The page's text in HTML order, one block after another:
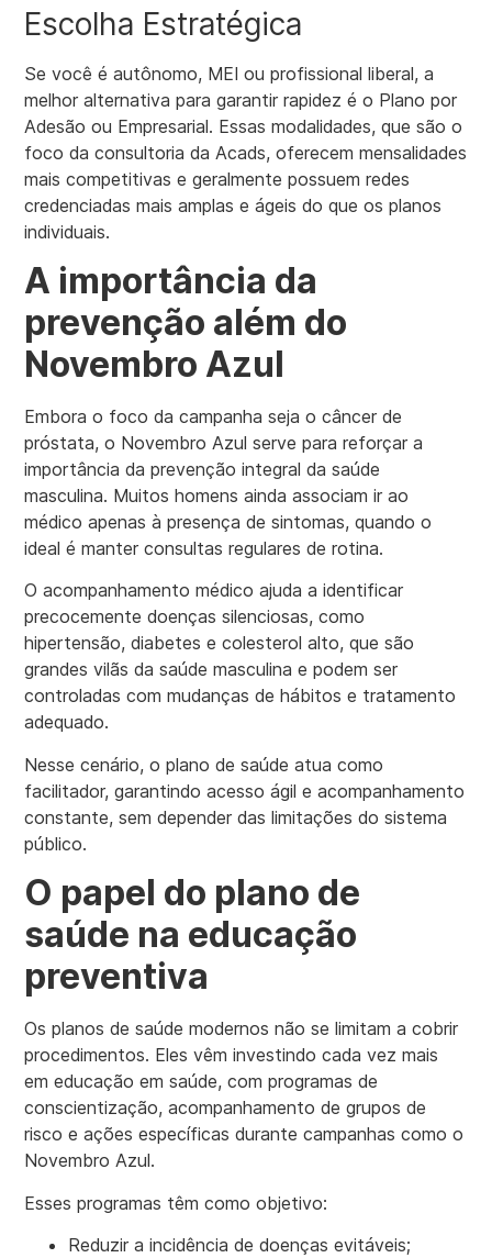
Escolha Estratégica
Se você é autônomo, MEI ou profissional liberal, a
melhor alternativa para garantir rapidez é o Plano por
Adesão ou Empresarial. Essas modalidades, que são o
foco da consultoria da Acads, oferecem mensalidades
mais competitivas e geralmente possuem redes
credenciadas mais amplas e ágeis do que os planos
individuais.
A importância da
prevenção além do
Novembro Azul
Embora o foco da campanha seja o câncer de
próstata, o Novembro Azul serve para reforçar a
importância da prevenção integral da saúde
masculina. Muitos homens ainda associam ir ao
médico apenas à presença de sintomas, quando o
ideal é manter consultas regulares de rotina.
O acompanhamento médico ajuda a identificar
precocemente doenças silenciosas, como
hipertensão, diabetes e colesterol alto, que são
grandes vilãs da saúde masculina e podem ser
controladas com mudanças de hábitos e tratamento
adequado.
Nesse cenário, o plano de saúde atua como
facilitador, garantindo acesso ágil e acompanhamento
constante, sem depender das limitações do sistema
público.
O papel do plano de
saúde na educação
preventiva
Os planos de saúde modernos não se limitam a cobrir
procedimentos. Eles vêm investindo cada vez mais
em educação em saúde, com programas de
conscientização, acompanhamento de grupos de
risco e ações específicas durante campanhas como o
Novembro Azul.
Esses programas têm como objetivo:
Reduzir a incidência de doenças evitáveis;